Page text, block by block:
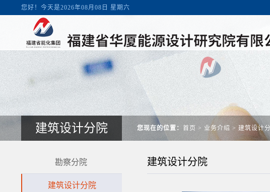
您好！今天是2026年08月08日 星期六
建筑设计分院 您现在的位置： 首页 > 业务介绍 > 建筑设计
勘察分院
建筑设计分院
建筑设计分院